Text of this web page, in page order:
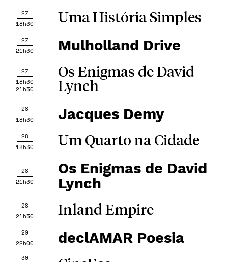
27
18h30
Uma História Simples
27
21h30
Mulholland Drive
27
18h30
21h30
Os Enigmas de David
Lynch
28
18h30
Jacques Demy
28
18h30
Um Quarto na Cidade
28
21h30
Os Enigmas de David
Lynch
28
21h30
Inland Empire
29
22h00
declAMAR Poesia
30